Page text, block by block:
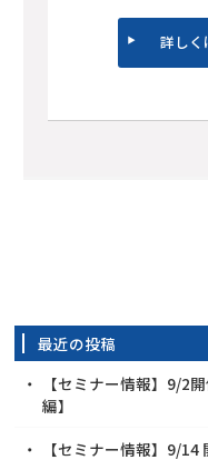
詳しく
最近の投稿
【セミナー情報】9/2
編】
【セミナー情報】9/